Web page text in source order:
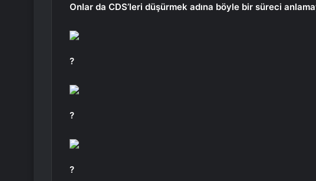
Onlar da CDS’leri düşürmek adına böyle bir süreci
?
?
?